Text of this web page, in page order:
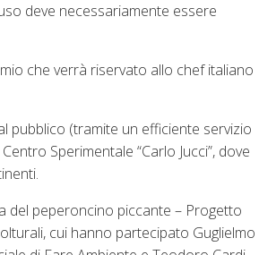
deve necessariamente essere
che verrà riservato allo chef italiano
pubblico (tramite un efficiente servizio
Sperimentale “Carlo Jucci”, dove
del peperoncino piccante – Progetto
cui hanno partecipato Guglielmo